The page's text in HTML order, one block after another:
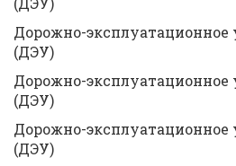
Дорожно-
(ДЭУ)
Дорожно-
(ДЭУ)
Дорожно-
(ДЭУ)